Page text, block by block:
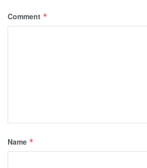
Comment *
Name *